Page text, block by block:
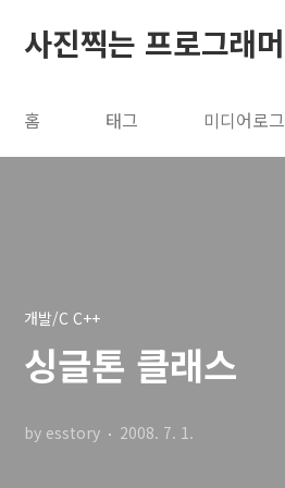
사진찍는 프로그래머
홈 태그 미디어로그
개발/C C++
싱글톤 클래스
by esstory 2008. 7. 1.